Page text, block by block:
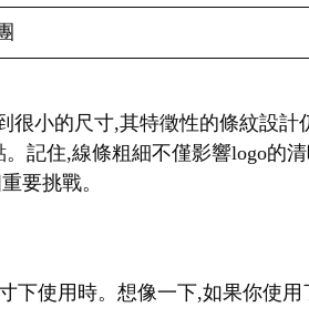
小的尺寸,其特徵性的條紋設
記住,線條粗細不僅影響logo的
要挑戰。
下使用時。想像一下,如果你使